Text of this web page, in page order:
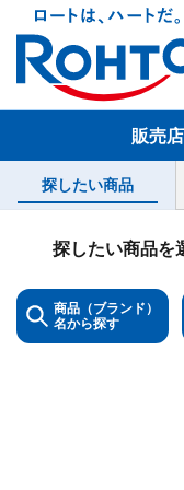
販売
探したい商品
探したい商品を
商品（ブランド）
名から探す